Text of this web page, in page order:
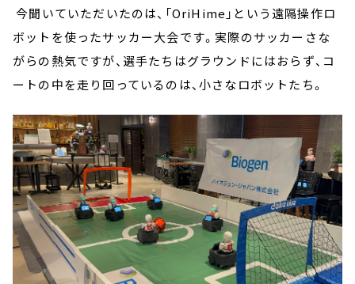
今聞いていただいたのは、「OriHime」という遠隔操作ロ
ボットを使ったサッカー大会です。実際のサッカーさな
がらの熱気ですが、選手たちはグラウンドにはおらず、コ
ートの中を走り回っているのは、小さなロボットたち。